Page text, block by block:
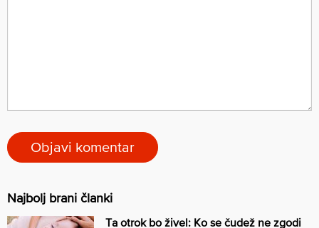
Najbolj brani članki
Ta otrok bo živel: Ko se čudež ne zgodi